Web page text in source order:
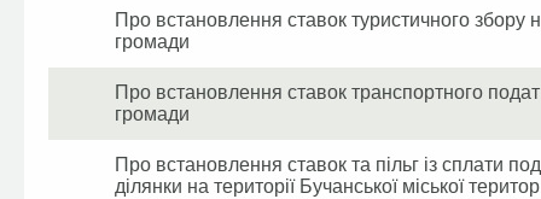
Про встановлення ставок туристичного збору
громади
Про встановлення ставок транспортного
громади
Про встановлення ставок та пільг із сплати
ділянки на території Бучанської міської